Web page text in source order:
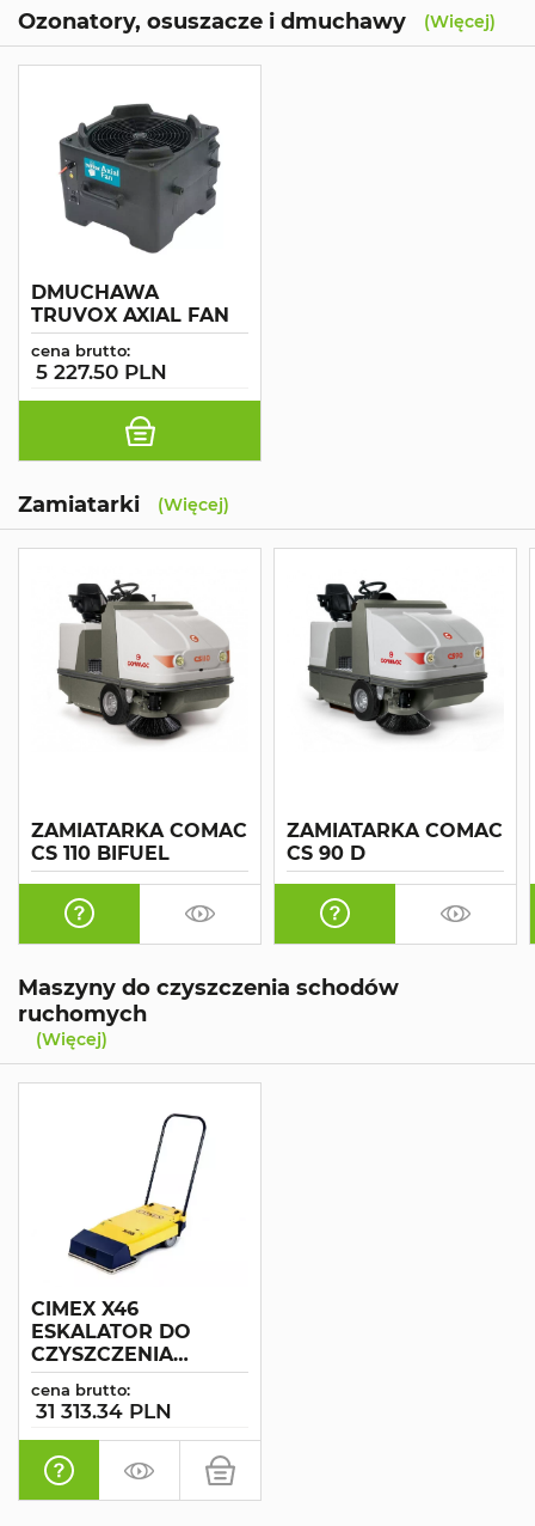
Ozonatory, osuszacze i dmuchawy (Więcej)
DMUCHAWA
TRUVOX AXIAL FAN
cena brutto:
5 227.50 PLN
Zamiatarki (Więcej)
ZAMIATARKA COMAC
CS 110 BIFUEL
ZAMIATARKA COMAC
CS 90 D
Maszyny do czyszczenia schodów
ruchomych
(Więcej)
CIMEX X46
ESKALATOR DO
CZYSZCZENIA
SCHODÓW
RUCHOMYCH
cena brutto:
31 313.34 PLN